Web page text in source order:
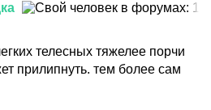
телесных тяжелее порчи
прилипнуть. тем более сам